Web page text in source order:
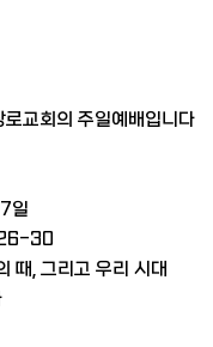
교회의 주일예배입니다
일
30
때, 그리고 우리 시대